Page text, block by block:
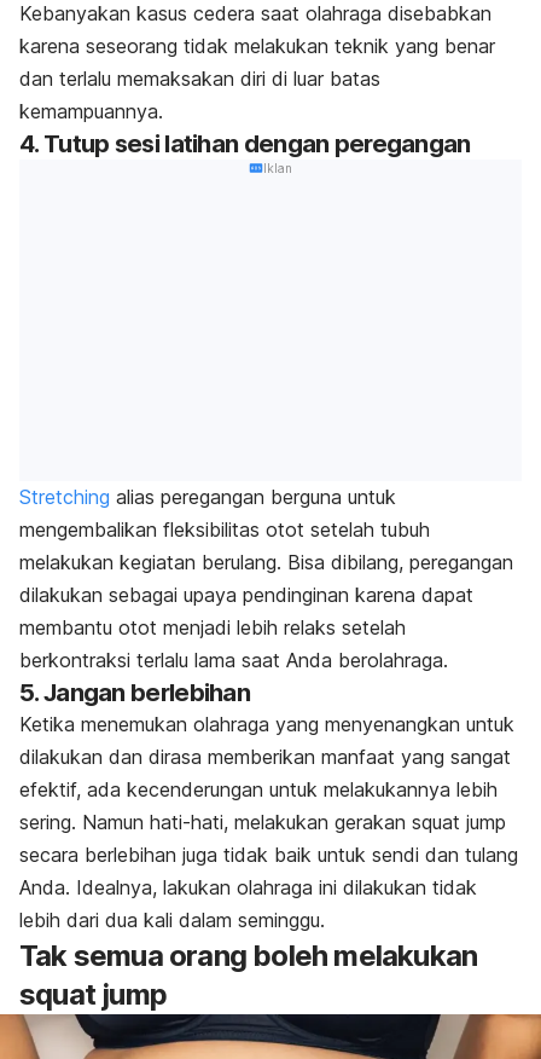
Kebanyakan kasus cedera saat olahraga disebabkan
karena seseorang tidak melakukan teknik yang benar
dan terlalu memaksakan diri di luar batas
kemampuannya.
4. Tutup sesi latihan dengan peregangan
Iklan
Stretching alias peregangan berguna untuk
mengembalikan fleksibilitas otot setelah tubuh
melakukan kegiatan berulang. Bisa dibilang, peregangan
dilakukan sebagai upaya pendinginan karena dapat
membantu otot menjadi lebih relaks setelah
berkontraksi terlalu lama saat Anda berolahraga.
5. Jangan berlebihan
Ketika menemukan olahraga yang menyenangkan untuk
dilakukan dan dirasa memberikan manfaat yang sangat
efektif, ada kecenderungan untuk melakukannya lebih
sering. Namun hati-hati, melakukan gerakan squat jump
secara berlebihan juga tidak baik untuk sendi dan tulang
Anda. Idealnya, lakukan olahraga ini dilakukan tidak
lebih dari dua kali dalam seminggu.
Tak semua orang boleh melakukan
squat jump